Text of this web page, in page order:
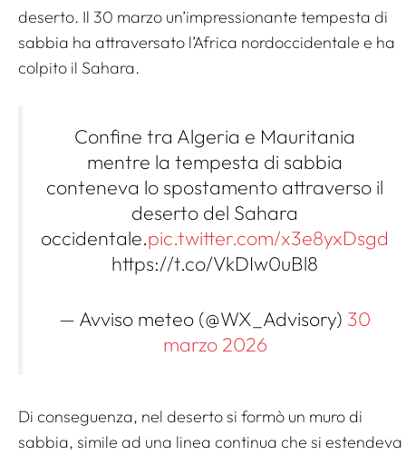
deserto. Il 30 marzo un’impressionante tempesta di
sabbia ha attraversato l’Africa nordoccidentale e ha
colpito il Sahara.
Confine tra Algeria e Mauritania
mentre la tempesta di sabbia
conteneva lo spostamento attraverso il
deserto del Sahara
occidentale.pic.twitter.com/x3e8yxDsgd
https://t.co/VkDIw0uBl8
— Avviso meteo (@WX_Advisory) 30
marzo 2026
Di conseguenza, nel deserto si formò un muro di
sabbia, simile ad una linea continua che si estendeva